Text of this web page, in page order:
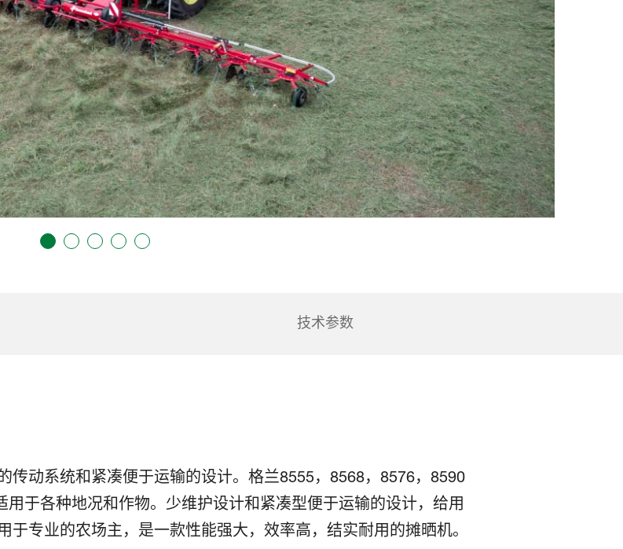
技术参数
传动系统和紧凑便于运输的设计。格兰8555，8568，8576，8590
于各种地况和作物。少维护设计和紧凑型便于运输的设计，给用
于专业的农场主，是一款性能强大，效率高，结实耐用的摊晒机。